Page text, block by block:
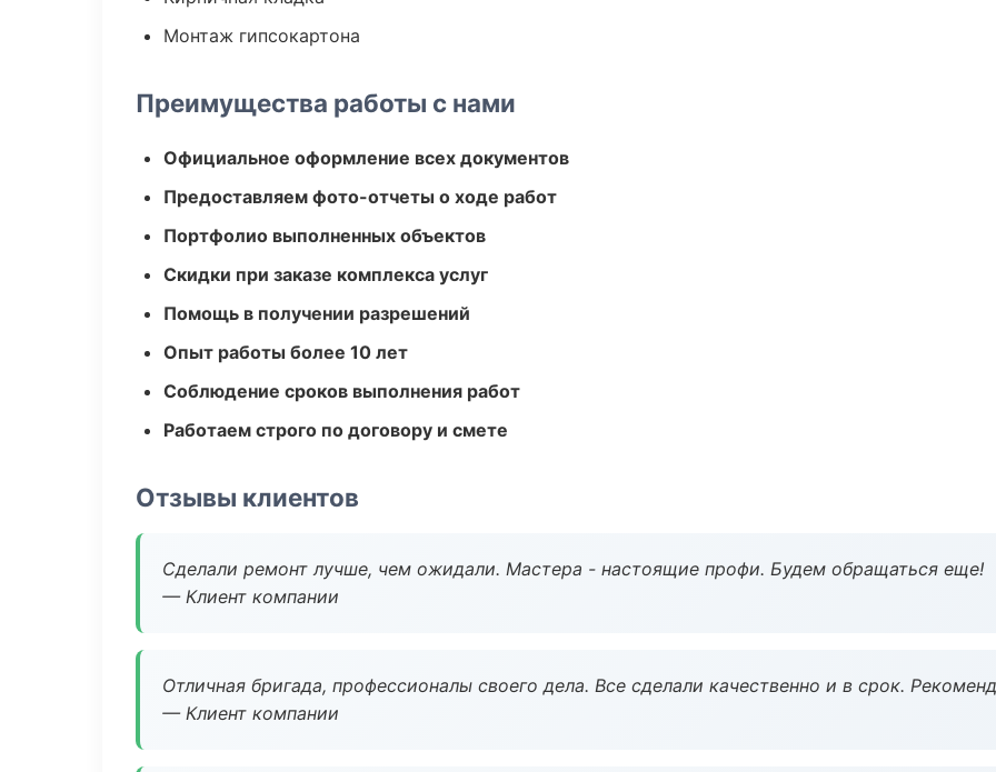
Монтаж гипсокартона
Преимущества работы с нами
Официальное оформление всех документов
Предоставляем фото-отчеты о ходе работ
Портфолио выполненных объектов
Скидки при заказе комплекса услуг
Помощь в получении разрешений
Опыт работы более 10 лет
Соблюдение сроков выполнения работ
Работаем строго по договору и смете
Отзывы клиентов
Сделали ремонт лучше, чем ожидали. Мастера - настоящие профи. Будем обращаться еще!
— Клиент компании
Отличная бригада, профессионалы своего дела. Все сделали качественно и в срок.
— Клиент компании